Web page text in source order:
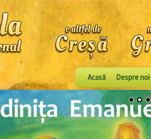
Acasă Despre noi
1 2 3